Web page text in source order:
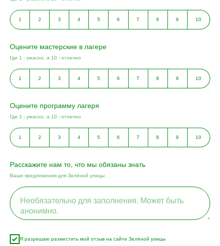
1 2 3 4 5 6 7 8 9 10
Оцените мастерские в лагере
Где 1 - ужасно, а 10 - отлично
1 2 3 4 5 6 7 8 9 10
Оцените программу лагеря
Где 1 - ужасно, а 10 - отлично
1 2 3 4 5 6 7 8 9 10
Расскажите нам то, что мы обязаны знать
Ваши предложения для Зелёной улицы
Я разрешаю разместить мой отзыв на сайте Зелёной улицы